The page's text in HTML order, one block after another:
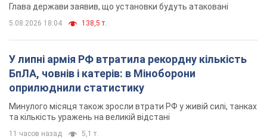
Глава держави заявив, що установки будуть атаковані
5.08.2026 18:04 138,5 т.
У липні армія РФ втратила рекордну кількість
БпЛА, човнів і катерів: в Міноборони
оприлюднили статистику
Минулого місяця також зросли втрати РФ у живій силі, танках
та кількість уражень на великій відстані
11 часов назад 5,1 т.